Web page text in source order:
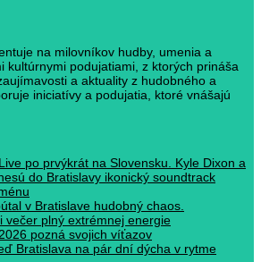
na milovníkov hudby, umenia a
kultúrnymi podujatiami, z ktorých prináša
a aktuality z hudobného a
iniciatívy a podujatia, ktoré vnášajú
po prvýkrát na Slovensku. Kyle Dixon a
do Bratislavy ikonický soundtrack
v Bratislave hudobný chaos.
večer plný extrémnej energie
pozná svojich víťazov
Bratislava na pár dní dýcha v rytme